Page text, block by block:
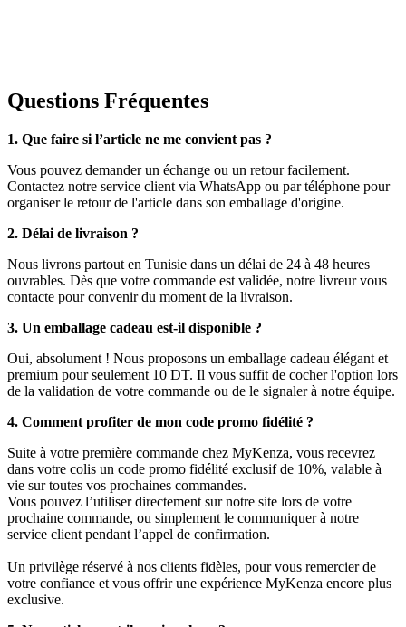
Questions Fréquentes
1. Que faire si l’article ne me convient pas ?
Vous pouvez demander un échange ou un retour facilement.
Contactez notre service client via WhatsApp ou par téléphone pour
organiser le retour de l'article dans son emballage d'origine.
2. Délai de livraison ?
Nous livrons partout en Tunisie dans un délai de 24 à 48 heures
ouvrables. Dès que votre commande est validée, notre livreur vous
contacte pour convenir du moment de la livraison.
3. Un emballage cadeau est-il disponible ?
Oui, absolument ! Nous proposons un emballage cadeau élégant et
premium pour seulement 10 DT. Il vous suffit de cocher l'option lors
de la validation de votre commande ou de le signaler à notre équipe.
4. Comment profiter de mon code promo fidélité ?
Suite à votre première commande chez MyKenza, vous recevrez
dans votre colis un code promo fidélité exclusif de 10%, valable à
vie sur toutes vos prochaines commandes.
Vous pouvez l’utiliser directement sur notre site lors de votre
prochaine commande, ou simplement le communiquer à notre
service client pendant l’appel de confirmation.
Un privilège réservé à nos clients fidèles, pour vous remercier de
votre confiance et vous offrir une expérience MyKenza encore plus
exclusive.